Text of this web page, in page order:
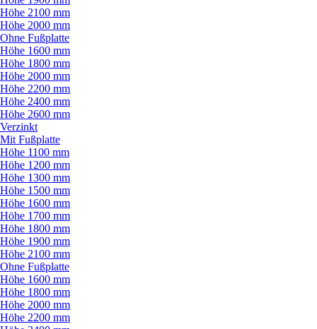
Höhe 2100 mm
Höhe 2000 mm
Ohne Fußplatte
Höhe 1600 mm
Höhe 1800 mm
Höhe 2000 mm
Höhe 2200 mm
Höhe 2400 mm
Höhe 2600 mm
Verzinkt
Mit Fußplatte
Höhe 1100 mm
Höhe 1200 mm
Höhe 1300 mm
Höhe 1500 mm
Höhe 1600 mm
Höhe 1700 mm
Höhe 1800 mm
Höhe 1900 mm
Höhe 2100 mm
Ohne Fußplatte
Höhe 1600 mm
Höhe 1800 mm
Höhe 2000 mm
Höhe 2200 mm